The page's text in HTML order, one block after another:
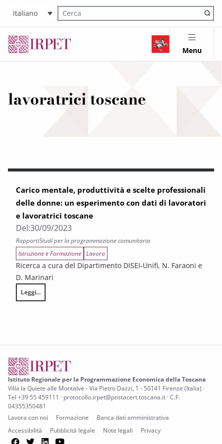
Italiano
Cerca nel sito
Menu
lavoratrici toscane
Carico mentale, produttività e scelte professionali
delle donne: un esperimento con dati di lavoratori
e lavoratrici toscane
Del:30/09/2023
RapportiStudi per la programmazione comunitaria
Istruzione e Formazione Lavoro
Ricerca a cura del Dipartimento DISEI-Unifi, N. Faraoni e
D. Marinari
Leggi...
Carico mentale, produttività e scelte professionali delle donne: un
Istituto Regionale per la Programmazione Economica della Toscana
Villa la Quiete alle Montalve - Via Pietro Dazzi, 1 - 50141 Firenze (Italia) ·
Tel +39 55 459111 · protocollo.irpet@postacert.toscana.it · C.F.
04355350481
Lavora con noi
Formazione
Banca dati amministrativa
Accessibilità
Pubblicità legale Note legali Privacy
Facebook
TwitterLinkedIn